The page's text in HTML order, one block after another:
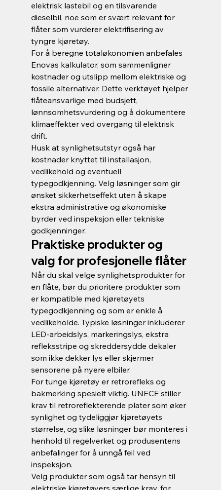
elektrisk lastebil og en tilsvarende
dieselbil, noe som er svært relevant for
flåter som vurderer elektrifisering av
tyngre kjøretøy.
For å beregne totaløkonomien anbefales
Enovas kalkulator, som sammenligner
kostnader og utslipp mellom elektriske og
fossile alternativer. Dette verktøyet hjelper
flåteansvarlige med budsjett,
lønnsomhetsvurdering og å dokumentere
klimaeffekter ved overgang til elektrisk
drift.
Husk at synlighetsutstyr også har
kostnader knyttet til installasjon,
vedlikehold og eventuell
typegodkjenning. Velg løsninger som gir
ønsket sikkerhetseffekt uten å skape
ekstra administrative og økonomiske
byrder ved inspeksjon eller tekniske
godkjenninger.
Praktiske produkter og
valg for profesjonelle flåter
Når du skal velge synlighetsprodukter for
en flåte, bør du prioritere produkter som
er kompatible med kjøretøyets
typegodkjenning og som er enkle å
vedlikeholde. Typiske løsninger inkluderer
LED-arbeidslys, markeringslys, ekstra
refleksstripe og skreddersydde dekaler
som ikke dekker lys eller skjermer
sensorene på nyere elbiler.
For tunge kjøretøy er retrorefleks og
bakmerking spesielt viktig. UNECE stiller
krav til retroreflekterende plater som øker
synlighet og tydeliggjør kjøretøyets
størrelse, og slike løsninger bør monteres i
henhold til regelverket og produsentens
anbefalinger for å unngå feil ved
inspeksjon.
Velg produkter som også tar hensyn til